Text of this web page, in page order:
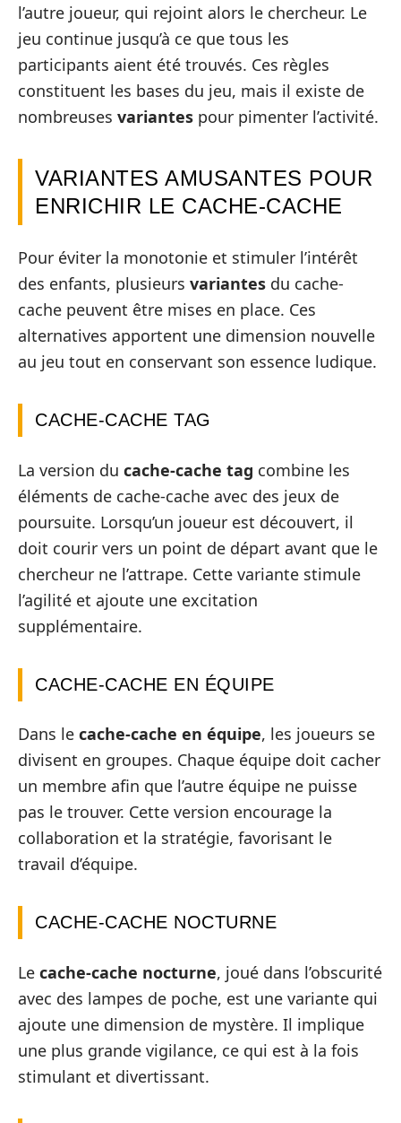
l’autre joueur, qui rejoint alors le chercheur. Le
jeu continue jusqu’à ce que tous les
participants aient été trouvés. Ces règles
constituent les bases du jeu, mais il existe de
nombreuses variantes pour pimenter l’activité.
VARIANTES AMUSANTES POUR
ENRICHIR LE CACHE-CACHE
Pour éviter la monotonie et stimuler l’intérêt
des enfants, plusieurs variantes du cache-
cache peuvent être mises en place. Ces
alternatives apportent une dimension nouvelle
au jeu tout en conservant son essence ludique.
CACHE-CACHE TAG
La version du cache-cache tag combine les
éléments de cache-cache avec des jeux de
poursuite. Lorsqu’un joueur est découvert, il
doit courir vers un point de départ avant que le
chercheur ne l’attrape. Cette variante stimule
l’agilité et ajoute une excitation
supplémentaire.
CACHE-CACHE EN ÉQUIPE
Dans le cache-cache en équipe, les joueurs se
divisent en groupes. Chaque équipe doit cacher
un membre afin que l’autre équipe ne puisse
pas le trouver. Cette version encourage la
collaboration et la stratégie, favorisant le
travail d’équipe.
CACHE-CACHE NOCTURNE
Le cache-cache nocturne, joué dans l’obscurité
avec des lampes de poche, est une variante qui
ajoute une dimension de mystère. Il implique
une plus grande vigilance, ce qui est à la fois
stimulant et divertissant.